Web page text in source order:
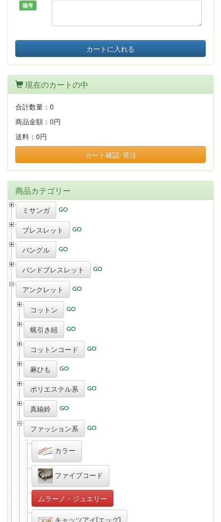
備考
カートに入れる
現在のカートの中
合計数量： 0
商品金額： 0円
送料： 0円
カート確認･発注
商品カテゴリー
ミサンガ
ブレスレット
バングル
バンドブレスレット
アンクレット
コットン
蝋引き紐
コットンコード
麻ひも
ポリエステル系
真鍮鈴
ファッション系
カラー
ファイブコード
ムラーノ・ジュエリー
キャッツアイ[エッグ]